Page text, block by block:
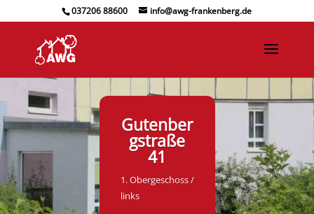
037206 88600 info@awg-frankenberg.de
Gutenber
gstraße
41
1. Obergeschoss /
links